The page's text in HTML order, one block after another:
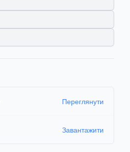
Переглянути
Завантажити